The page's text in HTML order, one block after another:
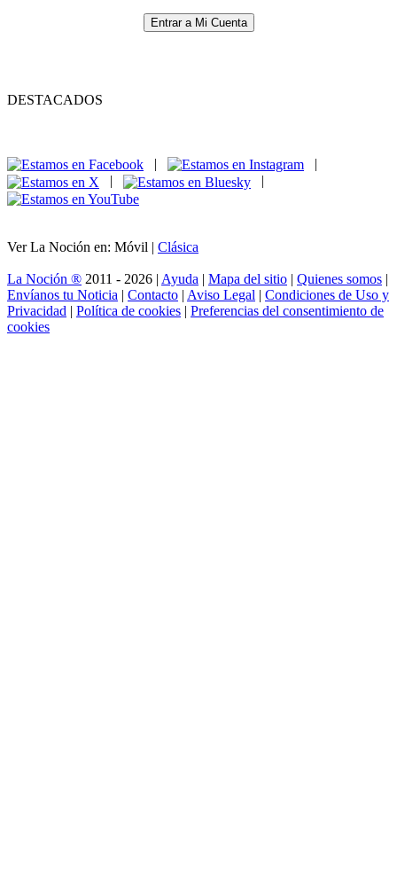
Entrar a Mi Cuenta
DESTACADOS
|
|
|
|
Ver La Noción en: Móvil | Clásica
La Noción ® 2011 - 2026 | Ayuda | Mapa del sitio | Quienes somos |
Envíanos tu Noticia | Contacto | Aviso Legal | Condiciones de Uso y
Privacidad | Política de cookies | Preferencias del consentimiento de
cookies